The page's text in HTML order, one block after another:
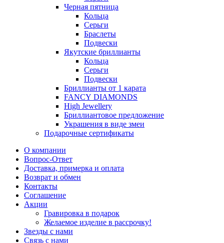
Черная пятница
Кольца
Серьги
Браслеты
Подвески
Якутские бриллианты
Кольца
Серьги
Подвески
Бриллианты от 1 карата
FANCY DIAMONDS
High Jewellery
Бриллиантовое предложение
Украшения в виде змеи
Подарочные сертификаты
О компании
Вопрос-Ответ
Доставка, примерка и оплата
Возврат и обмен
Контакты
Соглашение
Акции
Гравировка в подарок
Желаемое изделие в рассрочку!
Звезды с нами
Связь с нами